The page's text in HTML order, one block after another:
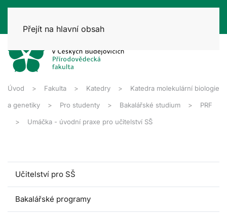
Přejít na hlavní obsah
Úvod Fakulta Katedry Katedra molekulární biologie
a genetiky Pro studenty Bakalářské studium PRF
Umáčka - úvodní praxe pro učitelství SŠ
Učitelství pro SŠ
Bakalářské programy